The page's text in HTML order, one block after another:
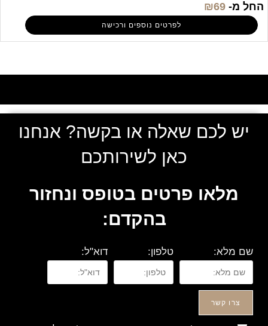
החל מ- ₪69
לפרטים נוספים ורכישה
יש לכם שאלה או בקשה? אנחנו
כאן לשירותכם
מלאו פרטים בטופס ונחזור
בהקדם:
שם מלא: טלפון: דוא"ל:
צרו קשר